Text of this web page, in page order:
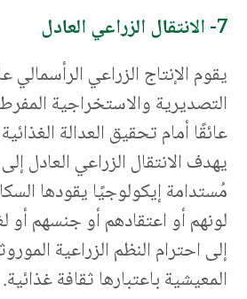
7- الانتقال الزراعي العادل
يقوم الإنتاج الزراعي الرأسمالي
التصديرية والاستخراجية
عائقًا أمام تحقيق العدالة
يهدف الانتقال الزراعي العادل
مُستدامة إيكولوجيًا يقودها
لونهم أو اعتقادهم أو جنسهم أو
إلى احترام النظم الزراعية
المعيشية باعتبارها ثقافة غذائية.